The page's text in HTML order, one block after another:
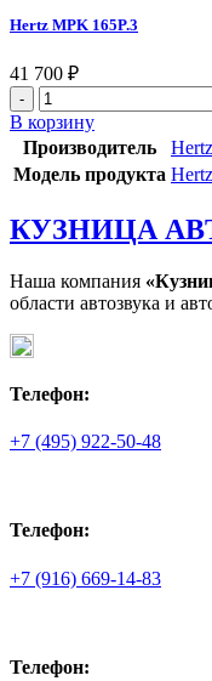
Hertz MPK 165P.3
41 700 ₽
Количество
товара
Hertz
MPK
165P.3
В корзину
Производитель
Hertz
Модель продукта
КУЗНИЦА
Наша компания
области автозвука и
Телефон:
+7 (495) 922-50-48
Телефон:
+7 (916) 669-14-83
Телефон: